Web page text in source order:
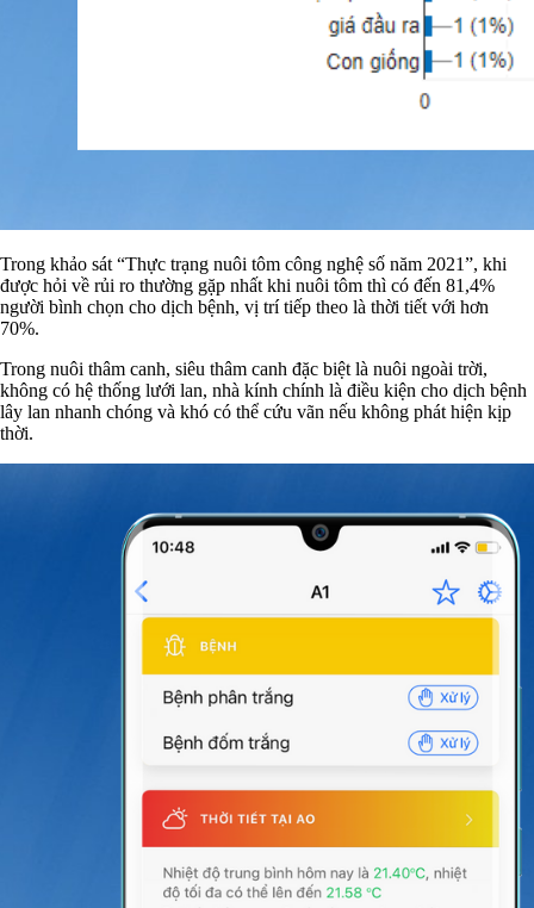
Trong khảo sát “Thực trạng nuôi tôm công nghệ số năm 2021”, khi
được hỏi về rủi ro thường gặp nhất khi nuôi tôm thì có đến 81,4%
người bình chọn cho dịch bệnh, vị trí tiếp theo là thời tiết với hơn
70%.
Trong nuôi thâm canh, siêu thâm canh đặc biệt là nuôi ngoài trời,
không có hệ thống lưới lan, nhà kính chính là điều kiện cho dịch bệnh
lây lan nhanh chóng và khó có thể cứu vãn nếu không phát hiện kịp
thời.